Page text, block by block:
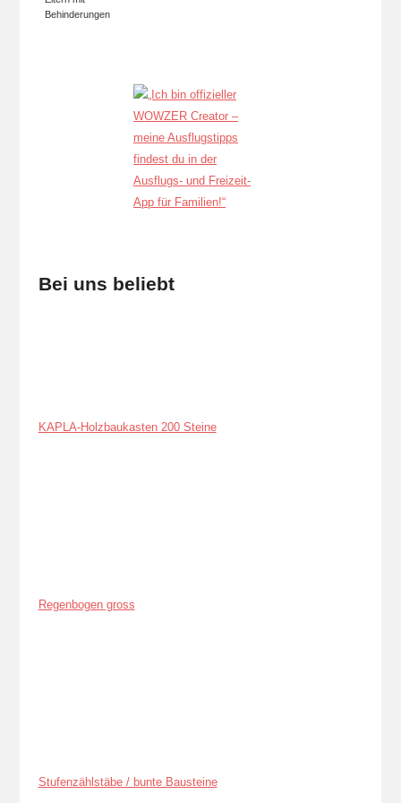
Behinderungen
Bei uns beliebt
KAPLA-Holzbaukasten 200 Steine
Regenbogen gross
Stufenzählstäbe / bunte Bausteine